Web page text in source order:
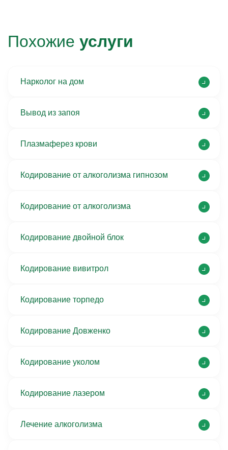
Похожие услуги
Нарколог на дом
Вывод из запоя
Плазмаферез крови
Кодирование от алкоголизма гипнозом
Кодирование от алкоголизма
Кодирование двойной блок
Кодирование вивитрол
Кодирование торпедо
Кодирование Довженко
Кодирование уколом
Кодирование лазером
Лечение алкоголизма